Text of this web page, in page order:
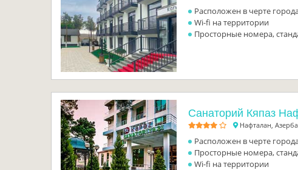
Расположен в черте
Wi-fi на территории
Просторные номера,
Санаторий Кяпаз
Нафталан,
Расположен в черте
Просторные номера,
Wi-fi на территории